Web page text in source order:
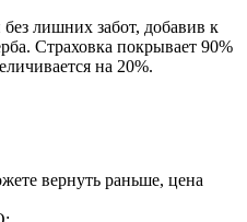
лишних забот, добавив к
Страховка покрывает 90%
на 20%.
вернуть раньше, цена